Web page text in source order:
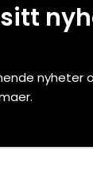
nyheter